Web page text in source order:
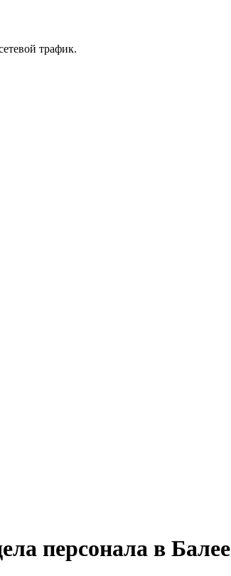
трафик.
персонала в Балее